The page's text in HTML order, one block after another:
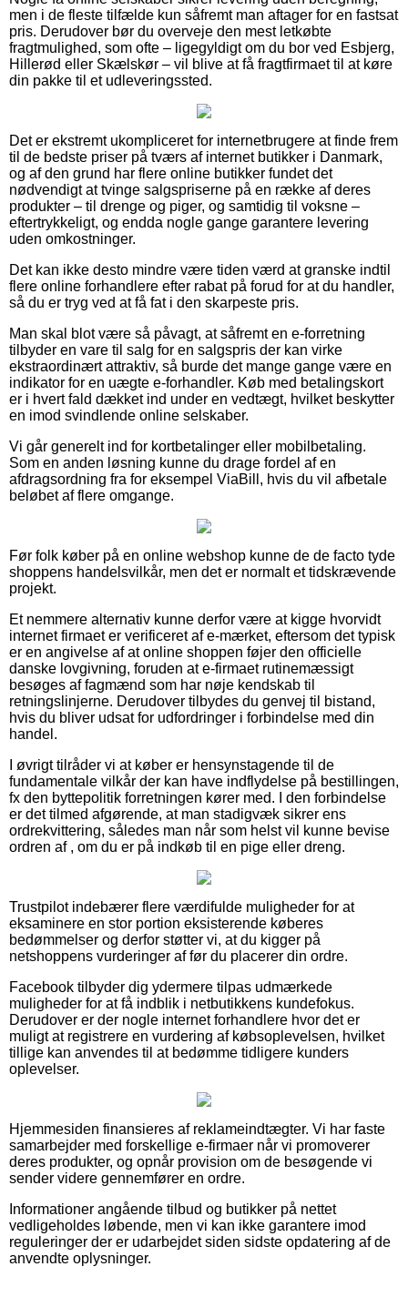
men i de fleste tilfælde kun såfremt man aftager for en fastsat
pris. Derudover bør du overveje den mest letkøbte
fragtmulighed, som ofte – ligegyldigt om du bor ved Esbjerg,
Hillerød eller Skælskør – vil blive at få fragtfirmaet til at køre
din pakke til et udleveringssted.
Det er ekstremt ukompliceret for internetbrugere at finde frem
til de bedste priser på tværs af internet butikker i Danmark,
og af den grund har flere online butikker fundet det
nødvendigt at tvinge salgspriserne på en række af deres
produkter – til drenge og piger, og samtidig til voksne –
eftertrykkeligt, og endda nogle gange garantere levering
uden omkostninger.
Det kan ikke desto mindre være tiden værd at granske indtil
flere online forhandlere efter rabat på forud for at du handler,
så du er tryg ved at få fat i den skarpeste pris.
Man skal blot være så påvagt, at såfremt en e-forretning
tilbyder en vare til salg for en salgspris der kan virke
ekstraordinært attraktiv, så burde det mange gange være en
indikator for en uægte e-forhandler. Køb med betalingskort
er i hvert fald dækket ind under en vedtægt, hvilket beskytter
en imod svindlende online selskaber.
Vi går generelt ind for kortbetalinger eller mobilbetaling.
Som en anden løsning kunne du drage fordel af en
afdragsordning fra for eksempel ViaBill, hvis du vil afbetale
beløbet af flere omgange.
Før folk køber på en online webshop kunne de de facto tyde
shoppens handelsvilkår, men det er normalt et tidskrævende
projekt.
Et nemmere alternativ kunne derfor være at kigge hvorvidt
internet firmaet er verificeret af e-mærket, eftersom det typisk
er en angivelse af at online shoppen føjer den officielle
danske lovgivning, foruden at e-firmaet rutinemæssigt
besøges af fagmænd som har nøje kendskab til
retningslinjerne. Derudover tilbydes du genvej til bistand,
hvis du bliver udsat for udfordringer i forbindelse med din
handel.
I øvrigt tilråder vi at køber er hensynstagende til de
fundamentale vilkår der kan have indflydelse på bestillingen,
fx den byttepolitik forretningen kører med. I den forbindelse
er det tilmed afgørende, at man stadigvæk sikrer ens
ordrekvittering, således man når som helst vil kunne bevise
ordren af , om du er på indkøb til en pige eller dreng.
Trustpilot indebærer flere værdifulde muligheder for at
eksaminere en stor portion eksisterende køberes
bedømmelser og derfor støtter vi, at du kigger på
netshoppens vurderinger af før du placerer din ordre.
Facebook tilbyder dig ydermere tilpas udmærkede
muligheder for at få indblik i netbutikkens kundefokus.
Derudover er der nogle internet forhandlere hvor det er
muligt at registrere en vurdering af købsoplevelsen, hvilket
tillige kan anvendes til at bedømme tidligere kunders
oplevelser.
Hjemmesiden finansieres af reklameindtægter. Vi har faste
samarbejder med forskellige e-firmaer når vi promoverer
deres produkter, og opnår provision om de besøgende vi
sender videre gennemfører en ordre.
Informationer angående tilbud og butikker på nettet
vedligeholdes løbende, men vi kan ikke garantere imod
reguleringer der er udarbejdet siden sidste opdatering af de
anvendte oplysninger.